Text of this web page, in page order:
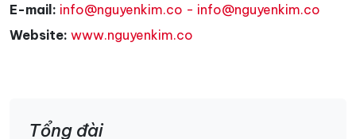
E-mail: info@nguyenkim.co - info@nguyenkim.co
Website: www.nguyenkim.co
Tổng đài